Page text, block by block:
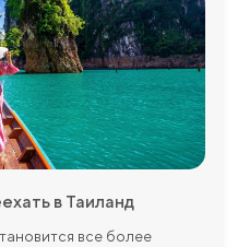
в Таиланд
все более